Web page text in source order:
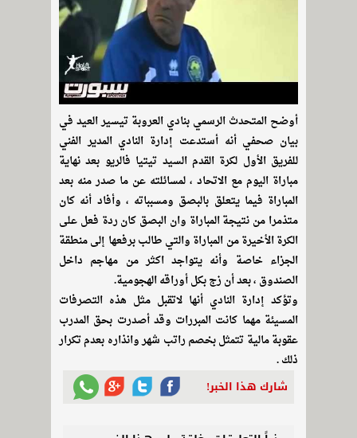
أوضح المتحدث الرسمي بنادي العروبة تيسير العيد في
بيان صحفي أنه أستدعت إدارة النادي المدير الفني
للفريق الأول لكرة القدم السيد تيتيا فالريو بعد نهاية
مباراة اليوم مع الاتحاد ، لمسائلته عن ما صدر منه بعد
المباراة فيما يتعلق بالبصق ومسبباته ، وأفاد أنه كان
متذمرا من نتيجة المباراة وان البصق كان ردة فعل على
الكرة الأخيرة من المباراة والتي طالب برفعها إلى منطقة
الجزاء خاصة وأنه يتواجد اكثر من مهاجم داخل
الصندوق ، بعد أن زج بكل أوراقه الهجومية.
وتؤكد إدارة النادي أنها لاتقبل مثل هذه التصرفات
المسيئة مهما كانت المبررات وقد أصدرت بحق المدرب
عقوبة مالية تتمثل بخصم راتب شهر وانذاره بعدم تكرار
ذلك .
شارك هذا الخبر!